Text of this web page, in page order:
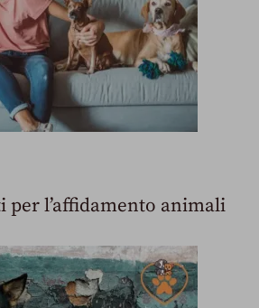
per l’affidamento animali